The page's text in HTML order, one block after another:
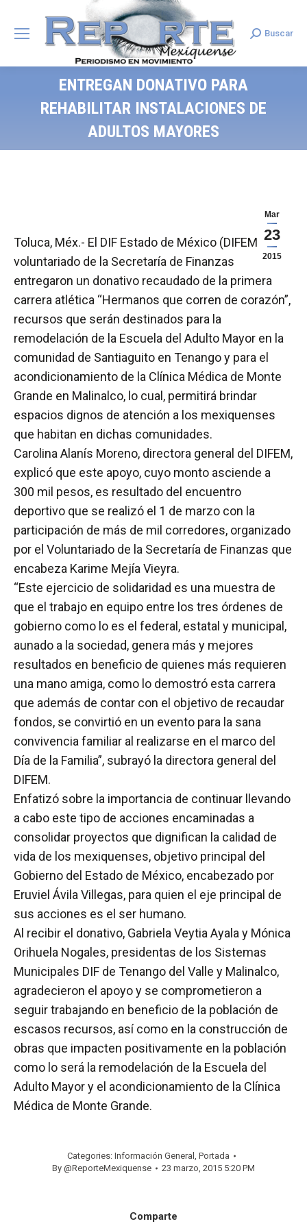
Search:
Buscar
ENTREGAN DONATIVO PARA
REHABILITAR INSTALACIONES DE
ADULTOS MAYORES
Mar
23
2015
Toluca, Méx.- El DIF Estado de México (DIFEM) y el
voluntariado de la Secretaría de Finanzas
entregaron un donativo recaudado de la primera
carrera atlética “Hermanos que corren de corazón”,
recursos que serán destinados para la
remodelación de la Escuela del Adulto Mayor en la
comunidad de Santiaguito en Tenango y para el
acondicionamiento de la Clínica Médica de Monte
Grande en Malinalco, lo cual, permitirá brindar
espacios dignos de atención a los mexiquenses
que habitan en dichas comunidades.
Carolina Alanís Moreno, directora general del DIFEM,
explicó que este apoyo, cuyo monto asciende a
300 mil pesos, es resultado del encuentro
deportivo que se realizó el 1 de marzo con la
participación de más de mil corredores, organizado
por el Voluntariado de la Secretaría de Finanzas que
encabeza Karime Mejía Vieyra.
“Este ejercicio de solidaridad es una muestra de
que el trabajo en equipo entre los tres órdenes de
gobierno como lo es el federal, estatal y municipal,
aunado a la sociedad, genera más y mejores
resultados en beneficio de quienes más requieren
una mano amiga, como lo demostró esta carrera
que además de contar con el objetivo de recaudar
fondos, se convirtió en un evento para la sana
convivencia familiar al realizarse en el marco del
Día de la Familia”, subrayó la directora general del
DIFEM.
Enfatizó sobre la importancia de continuar llevando
a cabo este tipo de acciones encaminadas a
consolidar proyectos que dignifican la calidad de
vida de los mexiquenses, objetivo principal del
Gobierno del Estado de México, encabezado por
Eruviel Ávila Villegas, para quien el eje principal de
sus acciones es el ser humano.
Al recibir el donativo, Gabriela Veytia Ayala y Mónica
Orihuela Nogales, presidentas de los Sistemas
Municipales DIF de Tenango del Valle y Malinalco,
agradecieron el apoyo y se comprometieron a
seguir trabajando en beneficio de la población de
escasos recursos, así como en la construcción de
obras que impacten positivamente en la población
como lo será la remodelación de la Escuela del
Adulto Mayor y el acondicionamiento de la Clínica
Médica de Monte Grande.
Categories: Información General , Portada
By @ReporteMexiquense 23 marzo, 2015 5:20 PM
Comparte